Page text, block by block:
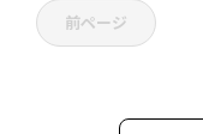
前ページ